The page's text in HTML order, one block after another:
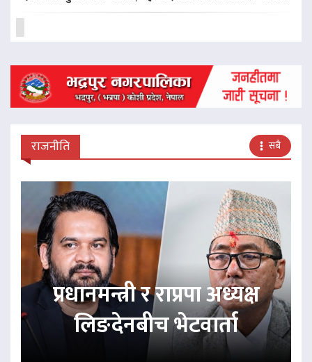
राजनीति सबै
प्रधानमन्त्री र राप्रपा अध्यक्ष
लिङदेनबीच भेटवार्ता